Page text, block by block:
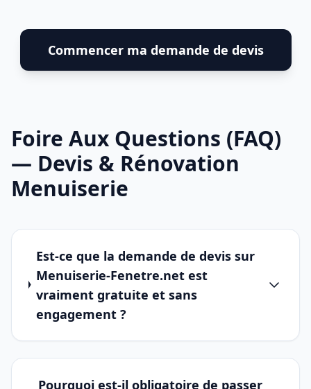
Commencer ma demande de devis
Foire Aux Questions (FAQ)
— Devis & Rénovation
Menuiserie
Est-ce que la demande de devis sur
Menuiserie-Fenetre.net est
vraiment gratuite et sans
engagement ?
Pourquoi est-il obligatoire de passer